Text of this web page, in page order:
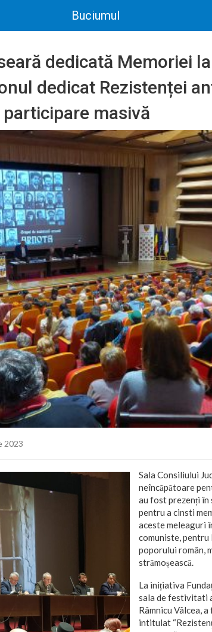
Buciumul
seară dedicată Memoriei
dedicat Rezistenței
masivă
2023
Sala Consiliului
neîncăpătoare
au fost prezenți în
pentru a cinsti
aceste meleaguri
comuniste,
poporului român,
strămoșească.
La inițiativa
sala de festivitati
Râmnicu Vâlcea,
intitulat